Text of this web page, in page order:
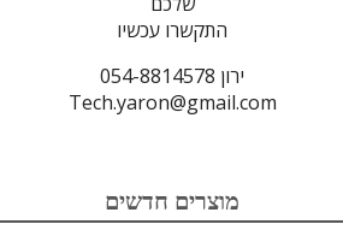
התקשרו עכשיו
ירון 054-8814578
Tech.yaron@gmail.com
מוצרים חדשים